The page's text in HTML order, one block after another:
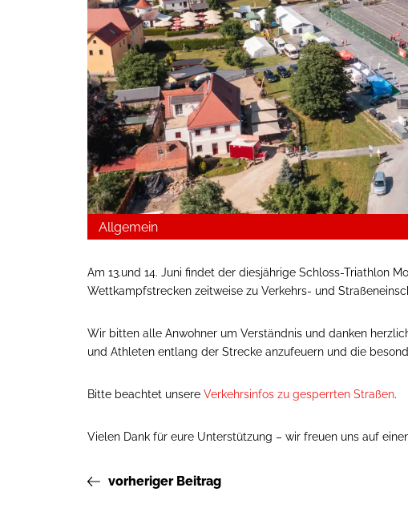
Allgemein
Am 13.und 14. Juni findet der diesjährige Schloss-Triathlon
Wettkampfstrecken zeitweise zu Verkehrs- und
Wir bitten alle Anwohner um Verständnis und danken
und Athleten entlang der Strecke anzufeuern und die
Bitte beachtet unsere Verkehrsinfos zu gesperrten Straßen.
Vielen Dank für eure Unterstützung – wir freuen uns auf
vorheriger Beitrag